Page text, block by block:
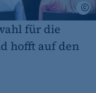
für die
hofft auf den